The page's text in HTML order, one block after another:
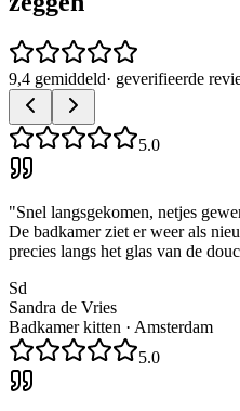
9,4 gemiddeld· geverifieerde
5.0
"Snel langsgekomen, netjes
De badkamer ziet er weer als
precies langs het glas van de
Sd
Sandra de Vries
Badkamer kitten · Amsterdam
5.0